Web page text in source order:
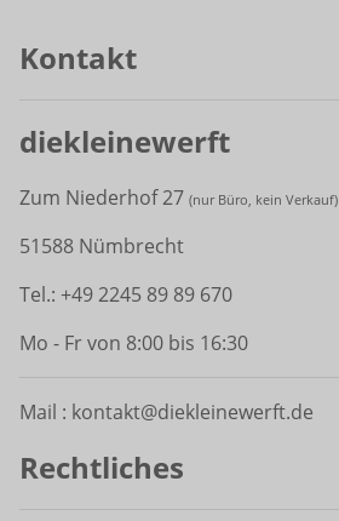
Kontakt
diekleinewerft
Zum Niederhof 27 (nur Büro, kein Verkauf)
51588 Nümbrecht
Tel.: +49 2245 89 89 670
Mo - Fr von 8:00 bis 16:30
Mail : kontakt@diekleinewerft.de
Rechtliches